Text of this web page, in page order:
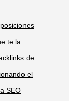
te la
de
el
SEO